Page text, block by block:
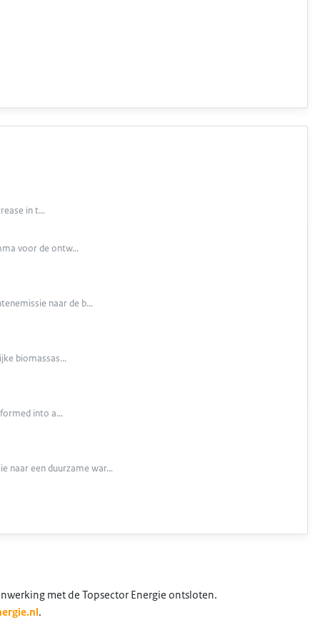
in t…
voor de ontw…
naar de b…
biomassas…
into a…
naar een duurzame war…
met de Topsector Energie ontsloten.
.